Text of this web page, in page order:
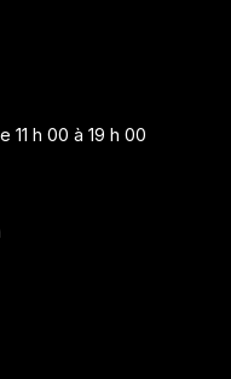
11 h 00 à 19 h 00